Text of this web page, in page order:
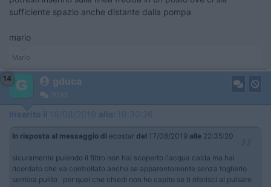
sufficiente spazio anche distante dalla pompa
mario
Mario
14 gduca
2093
Inserito il 18/08/2019 alle: 19:30:26
In risposta al messaggio di ecostar del 17/08/2019 alle 22:35:20
sicuramente pulendo il filtro non hai scoperto l'acqua calda ma hai
ricordato che va controllato anche se apparentemente senza toglierlo
sembra pulito per quel che chiedi non ho capito se ti riferisci al pulsare